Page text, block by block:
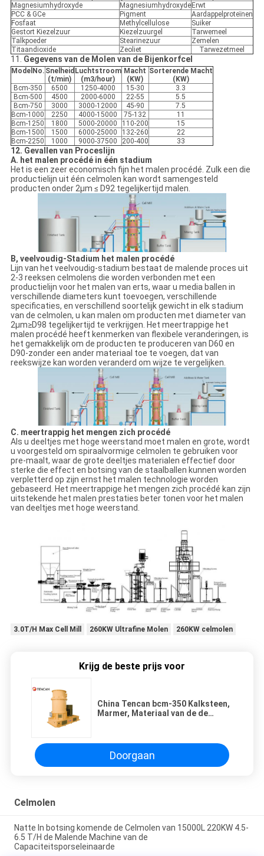
Magnesiumhydroxyde
Magnesiumhydroxyde Erwt
PCC & GCe
Pigment
Aardappelproteïnen
Fosfaat
Methylcellulose
Suiker
Gestort Kiezelzuur
Kiezelzuurgel
Tarwemeel
Talkpoeder
Stearinezuur
Zemelen
Titaandioxide
Zeoliet Tarwezetmeel
11. Gegevens van de Molen van de Bijenkorfcel
ModelNo. Snelheid
(t/min)
Luchtstroom
(m3/hour)
Macht
(KW)
Sorterende Macht
(KW)
Bcm-350
6500 1250-4000 15-30
3.3
Bcm-500
4500 2000-6000 22-55
5.5
Bcm-750
3000 3000-12000 45-90
7.5
Bcm-1000
2250 4000-15000 75-132
11
Bcm-1250
1800 5000-20000 110-200
15
Bcm-1500
1500 6000-25000 132-260
22
Bcm-2250
1000 9000-37500 200-400 33
12. Gevallen van Proceslijn
A. het malen procédé in één stadium
Het is een zeer economisch fijn het malen procédé. Zulk een die
productielijn uit één celmolen kan wordt samengesteld
producten onder 2μm ≤ D92 tegelijkertijd malen.
B, veelvoudig-Stadium het malen procédé
Lijn van het veelvoudig-stadium bestaat de malende proces uit
2-3 reeksen celmolens die worden verbonden met een
productielijn voor het malen van erts, waar u media ballen in
verschillende diameters kunt toevoegen, verschillende
specificaties, en verschillend soortelijk gewicht in elk stadium
van de celmolen, u kan malen om producten met diameter van
2μm≥D98 tegelijkertijd te verkrijgen. Het meertrappige het
malen procédé heeft kenmerken van flexibele veranderingen, is
het gemakkelijk om de producten te produceren van D60 en
D90-zonder een ander materiaal toe te voegen, dat van
reekswijze kan worden veranderd om wijze te vergelijken.
C. meertrappig het mengen zich procédé
Als u deeltjes met hoge weerstand moet malen en grote, wordt
u voorgesteld om spiraalvormige celmolen te gebruiken voor
pre-maalt, waar de grote deeltjes materialen effectief door
sterke die effect en botsing van de staalballen kunnen worden
verpletterd op zijn ernst het malen technologie worden
gebaseerd. Het meertrappige het mengen zich procédé kan zijn
uitstekende het malen prestaties beter tonen voor het malen
van deeltjes met hoge weerstand.
3.0T/H Max Cell Mill 260KW Ultrafine Molen 260KW celmolen
Krijg de beste prijs voor
China Tencan bcm-350 Kalksteen,
Marmer, Materiaal van de de
Depolymerisatie
Doorgaan
Celmolen
Natte In botsing komende de Celmolen van 15000L 220KW 4.5-
6.5 T/H de Malende Machine van de
Capaciteitsporseleinaarde